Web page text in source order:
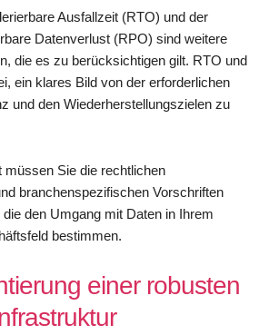
Ausfallzeit (RTO) und der
Datenverlust (RPO) sind weitere
die es zu berücksichtigen gilt. RTO und
ein klares Bild von der erforderlichen
und den Wiederherstellungszielen zu
müssen Sie die rechtlichen
branchenspezifischen Vorschriften
den Umgang mit Daten in Ihrem
bestimmen.
einer robusten